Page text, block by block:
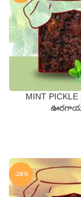
QTY
MINT
-28%